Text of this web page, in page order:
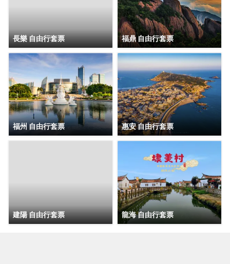
長樂 自由行套票 福鼎 自由行套票
福州 自由行套票 惠安 自由行套票
建陽 自由行套票 龍海 自由行套票